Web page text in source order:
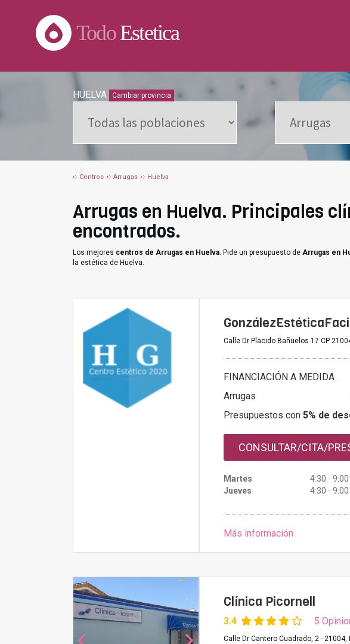
TodoEstetica
HUELVA Cambiar provincia
Centros Arrugas Huelva
Arrugas en Huelva. Principales
encontrados.
Los mejores centros de Arrugas en Huelva. Pide un presupuesto de Arrugas en
la estética de Huelva.
Calle Dr Placido Bañuelos 17 CP
FINANCIACIÓN A MEDIDA
Arrugas
Presupuestos con 5% de
CONSULTAR/CITA/
Martes
4:30 -
Jueves
4:30 -
Más información
Clínica Picornell
3.4 5
Calle Dr Cantero Cuadrado, 2 - 21004,